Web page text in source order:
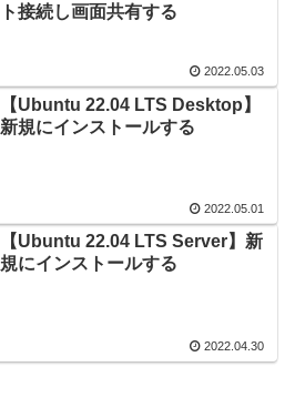
ト接続し画面共有する
2022.05.03
【Ubuntu 22.04 LTS Desktop】
新規にインストールする
2022.05.01
【Ubuntu 22.04 LTS Server】新
規にインストールする
2022.04.30